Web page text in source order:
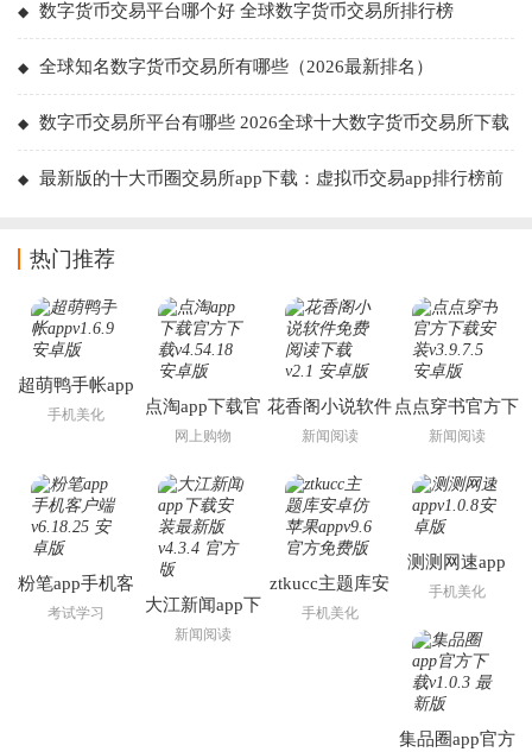
数字货币交易平台哪个好 全球数字货币交易所排行榜
全球知名数字货币交易所有哪些（2026最新排名）
数字币交易所平台有哪些 2026全球十大数字货币交易所下载
最新版的十大币圈交易所app下载：虚拟币交易app排行榜前
热门推荐
超萌鸭手帐app
手机美化
点淘app下载官
方下载
网上购物
花香阁小说软件
免费阅读下载
新闻阅读
点点穿书官方下
载安装
新闻阅读
粉笔app手机客
户端
考试学习
大江新闻app下
载安装最新版
新闻阅读
ztkucc主题库安
卓仿苹果app
手机美化
测测网速app
手机美化
集品圈app官方